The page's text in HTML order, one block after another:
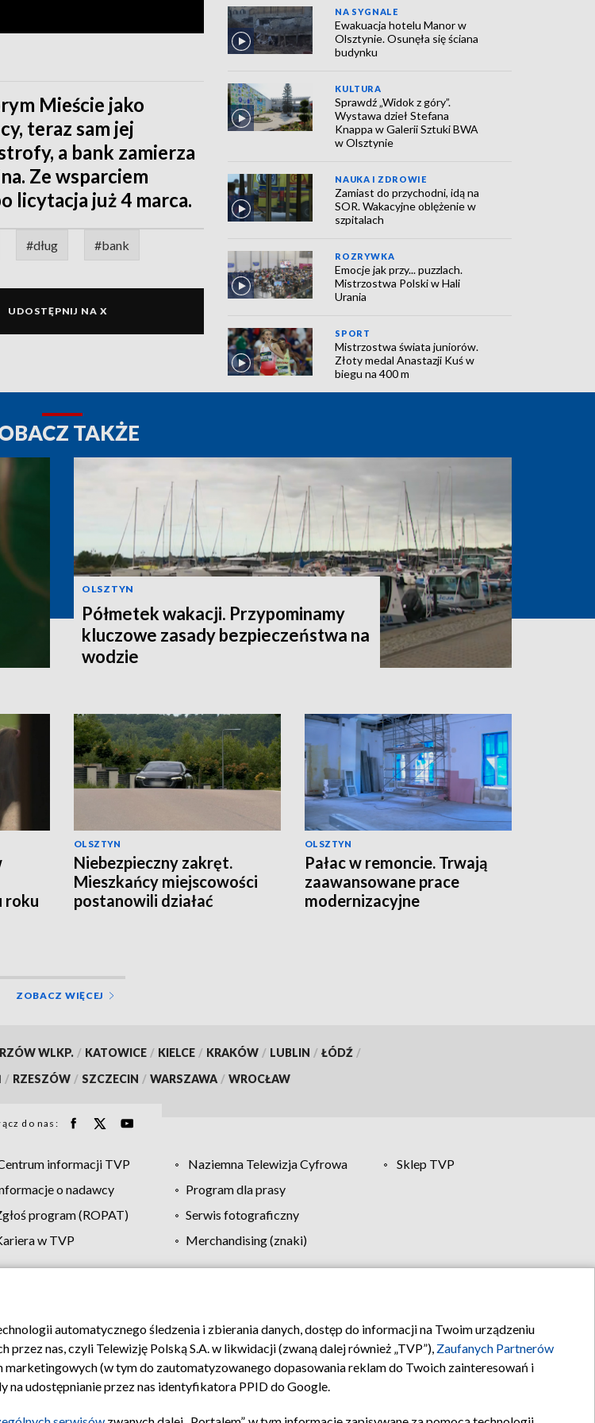
Mieście jako
teraz sam jej
a bank zamierza
Ze wsparciem
licytacja już 4 marca.
#dług #bank
UDOSTĘPNIJ NA X
NA SYGNALE
Ewakuacja hotelu Manor w
Olsztynie. Osunęła się ściana
budynku
KULTURA
Sprawdź „Widok z góry”.
Wystawa dzieł Stefana
Knappa w Galerii Sztuki BWA
w Olsztynie
NAUKA I ZDROWIE
Zamiast do przychodni, idą na
SOR. Wakacyjne oblężenie w
szpitalach
ROZRYWKA
Emocje jak przy... puzzlach.
Mistrzostwa Polski w Hali
Urania
SPORT
Mistrzostwa świata juniorów.
Złoty medal Anastazji Kuś w
biegu na 400 m
TAKŻE
OLSZTYN
Półmetek wakacji. Przypominamy
kluczowe zasady bezpieczeństwa na
wodzie
roku
OLSZTYN
Niebezpieczny zakręt.
Mieszkańcy miejscowości
postanowili działać
OLSZTYN
Pałac w remoncie. Trwają
zaawansowane prace
modernizacyjne
ZOBACZ WIĘCEJ
WLKP. / KATOWICE / KIELCE / KRAKÓW / LUBLIN / ŁÓDŹ /
/ RZESZÓW / SZCZECIN / WARSZAWA / WROCŁAW
do nas:
informacji TVP Naziemna Telewizja Cyfrowa
Sklep TVP
o nadawcy
Program dla prasy
program (ROPAT)
Serwis fotograficzny
w TVP
Merchandising (znaki)
Moje zgody Pomoc Biuro reklamy Kontakt
automatycznego śledzenia i zbierania danych, dostęp do informacji na Twoim urządzeniu
nas, czyli Telewizję Polską S.A. w likwidacji (zwaną dalej również „TVP”), Zaufanych Partnerów
marketingowych (w tym do zautomatyzowanego dopasowania reklam do Twoich zainteresowań i
na udostępnianie przez nas identyfikatora PPID do Google.